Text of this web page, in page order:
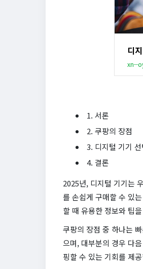
디
xn--
1. 서론
2. 쿠팡의 장점
3. 디지털 기기 선
4. 결론
2025년, 디지털 기기는
를 손쉽게 구매할 수 있
할 때 유용한 정보와 팁
쿠팡의 장점 중 하나는
으며, 대부분의 경우 다
핑할 수 있는 기회를 제